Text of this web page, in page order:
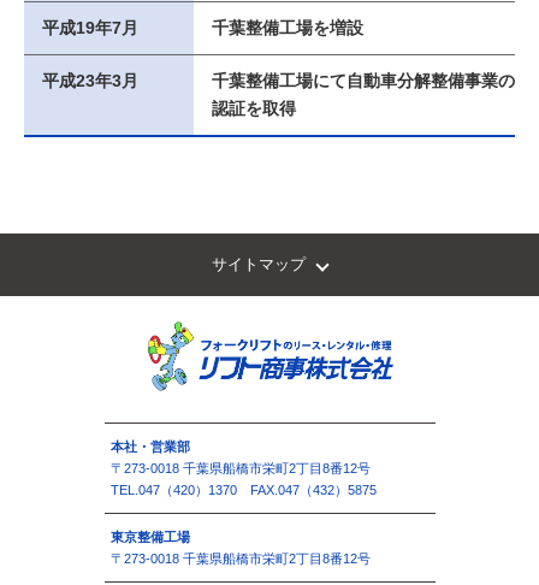
平成19年7月 千葉整備工場を増設
平成23年3月
千葉整備工場にて自動車分解整備事業の
認証を取得
サイトマップ
本社・営業部
〒273-0018 千葉県船橋市栄町2丁目8番12号
TEL.047（420）1370 FAX.047（432）5875
東京整備工場
〒273-0018 千葉県船橋市栄町2丁目8番12号